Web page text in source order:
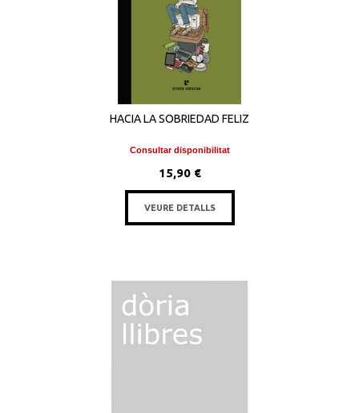
HACIA LA SOBRIEDAD FELIZ
Consultar disponibilitat
15,90 €
VEURE DETALLS